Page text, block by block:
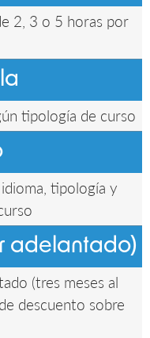
2, 3 o 5 horas por
tipología de curso
tipología y
adelantado)
(tres meses al
descuento sobre